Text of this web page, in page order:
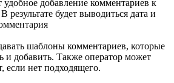
удобное добавление комментариев к
результате будет выводиться дата и
шаблоны комментариев, которые
и добавить. Также оператор может
если нет подходящего.